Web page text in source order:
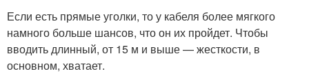
Если есть прямые уголки, то у кабеля более мягкого
намного больше шансов, что он их пройдет. Чтобы
вводить длинный, от 15 м и выше — жесткости, в
основном, хватает.